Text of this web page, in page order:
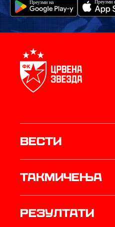
Вести
Такмичења
резултати